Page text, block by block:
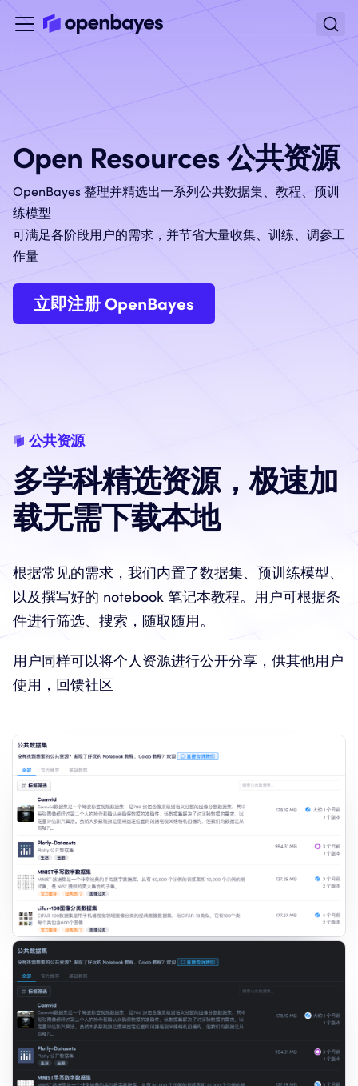
Open Resources 公共资源
OpenBayes 整理并精选出一系列公共数据集、教程、预训
练模型
可满足各阶段用户的需求，并节省大量收集、训练、调參工
作量
立即注册 OpenBayes
公共资源
多学科精选资源，极速加
载无需下载本地
根据常见的需求，我们内置了数据集、预训练模型、
以及撰写好的 notebook 笔记本教程。用户可根据条
件进行筛选、搜索，随取随用。
用户同样可以将个人资源进行公开分享，供其他用户
使用，回馈社区